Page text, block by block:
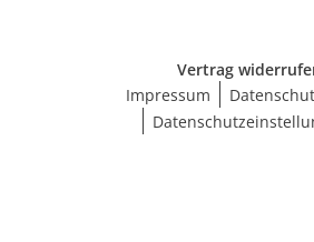
Vertrag
Impressum